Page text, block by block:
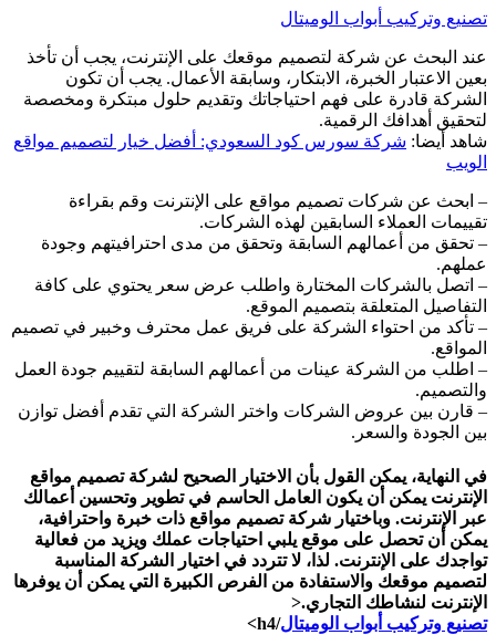
تصنيع وتركيب أبواب الوميتال
عند البحث عن شركة لتصميم موقعك على الإنترنت، يجب أن تأخذ
بعين الاعتبار الخبرة، الابتكار، وسابقة الأعمال. يجب أن تكون
الشركة قادرة على فهم احتياجاتك وتقديم حلول مبتكرة ومخصصة
لتحقيق أهدافك الرقمية.
شاهد أيضا: شركة سورس كود السعودي: أفضل خيار لتصميم مواقع
الويب
– ابحث عن شركات تصميم مواقع على الإنترنت وقم بقراءة
تقييمات العملاء السابقين لهذه الشركات.
– تحقق من أعمالهم السابقة وتحقق من مدى احترافيتهم وجودة
عملهم.
– اتصل بالشركات المختارة واطلب عرض سعر يحتوي على كافة
التفاصيل المتعلقة بتصميم الموقع.
– تأكد من احتواء الشركة على فريق عمل محترف وخبير في تصميم
المواقع.
– اطلب من الشركة عينات من أعمالهم السابقة لتقييم جودة العمل
والتصميم.
– قارن بين عروض الشركات واختر الشركة التي تقدم أفضل توازن
بين الجودة والسعر.
في النهاية، يمكن القول بأن الاختيار الصحيح لشركة تصميم مواقع
الإنترنت يمكن أن يكون العامل الحاسم في تطوير وتحسين أعمالك
عبر الإنترنت. وباختيار شركة تصميم مواقع ذات خبرة واحترافية،
يمكن أن تحصل على موقع يلبي احتياجات عملك ويزيد من فعالية
تواجدك على الإنترنت. لذا، لا تتردد في اختيار الشركة المناسبة
لتصميم موقعك والاستفادة من الفرص الكبيرة التي يمكن أن يوفرها
الإنترنت لنشاطك التجاري.<
تصنيع وتركيب أبواب الوميتال/h4>